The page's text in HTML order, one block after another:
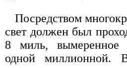
Посредством
свет должен был
8 миль, вымеренное
одной миллионной.